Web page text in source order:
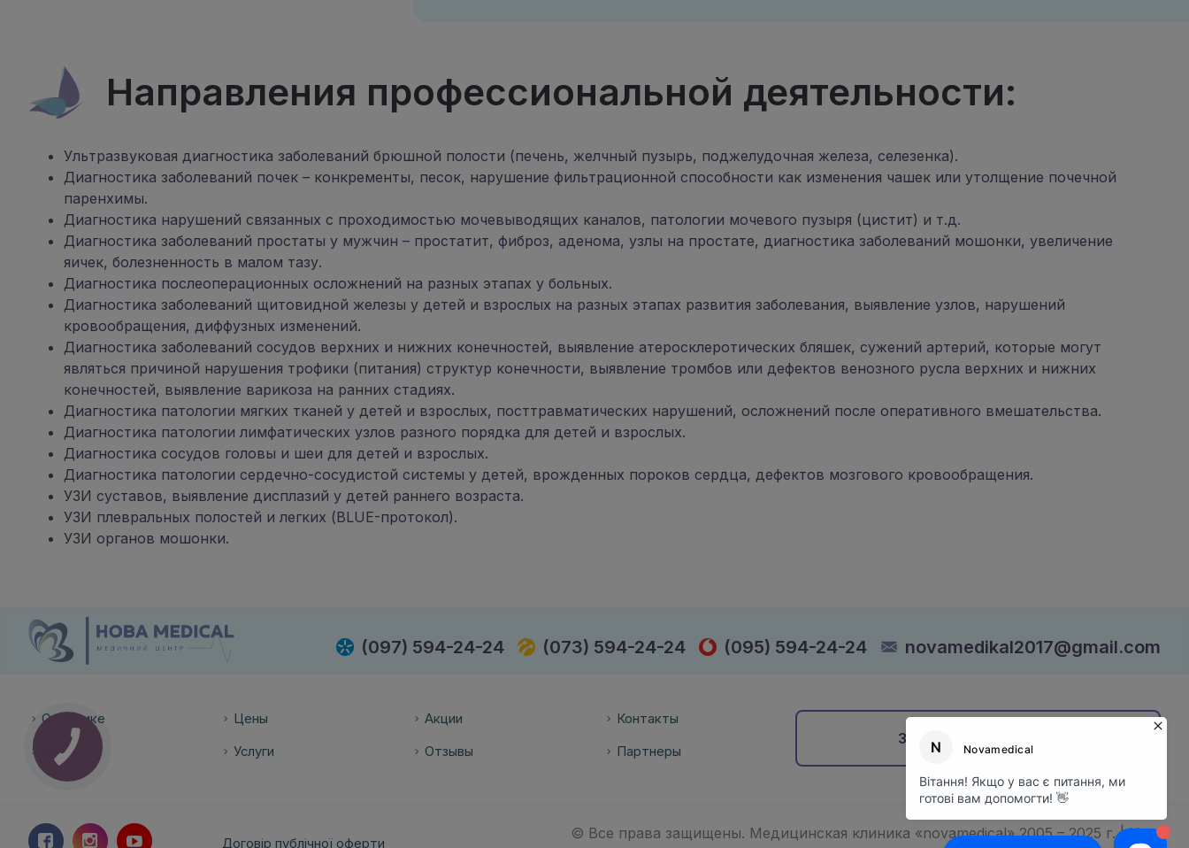
Направления профессиональной деятельности:
Ультразвуковая диагностика заболеваний брюшной полости (печень, желчный пузырь, поджелудочная железа, селезенка).
Диагностика заболеваний почек – конкременты, песок, нарушение фильтрационной способности как изменения чашек или утолщение почечной
паренхимы.
Диагностика нарушений связанных с проходимостью мочевыводящих каналов, патологии мочевого пузыря (цистит) и т.д.
Диагностика заболеваний простаты у мужчин – простатит, фиброз, аденома, узлы на простате, диагностика заболеваний мошонки, увеличение
яичек, болезненность в малом тазу.
Диагностика послеоперационных осложнений на разных этапах у больных.
Диагностика заболеваний щитовидной железы у детей и взрослых на разных этапах развития заболевания, выявление узлов, нарушений
кровообращения, диффузных изменений.
Диагностика заболеваний сосудов верхних и нижних конечностей, выявление атеросклеротических бляшек, сужений артерий, которые могут
являться причиной нарушения трофики (питания) структур конечности, выявление тромбов или дефектов венозного русла верхних и нижних
конечностей, выявление варикоза на ранних стадиях.
Диагностика патологии мягких тканей у детей и взрослых, посттравматических нарушений, осложнений после оперативного вмешательства.
Диагностика патологии лимфатических узлов разного порядка для детей и взрослых.
Диагностика сосудов головы и шеи для детей и взрослых.
Диагностика патологии сердечно-сосудистой системы у детей, врожденных пороков сердца, дефектов мозгового кровообращения.
УЗИ суставов, выявление дисплазий у детей раннего возраста.
УЗИ плевральных полостей и легких (BLUE-протокол).
УЗИ органов мошонки.
(097) 594-24-24 (073) 594-24-24 (095) 594-24-24 novamedikal2017@gmail.com
О клинике
Врачи
Цены
Услуги
Акции
Отзывы
Контакты
Партнеры
Записаться на прием
Договір публічної оферти
© Все права защищены. Медицинская клиника «novamedical» 2005 – 2025 г. |Наш